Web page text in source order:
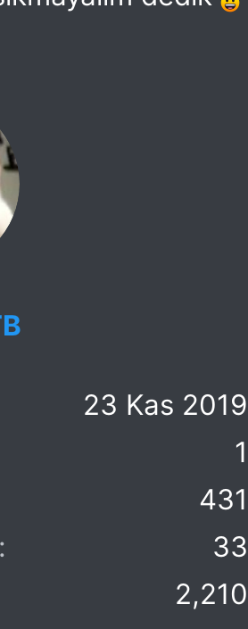
23 Kas 2019
1
431
33
2,210